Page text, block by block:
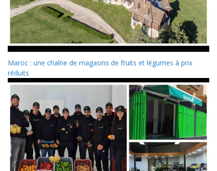
Maroc : une chaîne de magasins de fruits et légumes à prix
réduits